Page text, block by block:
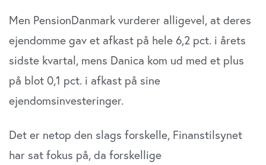
Men PensionDanmark vurderer alligevel, at deres
ejendomme gav et afkast på hele 6,2 pct. i årets
sidste kvartal, mens Danica kom ud med et plus
på blot 0,1 pct. i afkast på sine
ejendomsinvesteringer.
Det er netop den slags forskelle, Finanstilsynet
har sat fokus på, da forskellige